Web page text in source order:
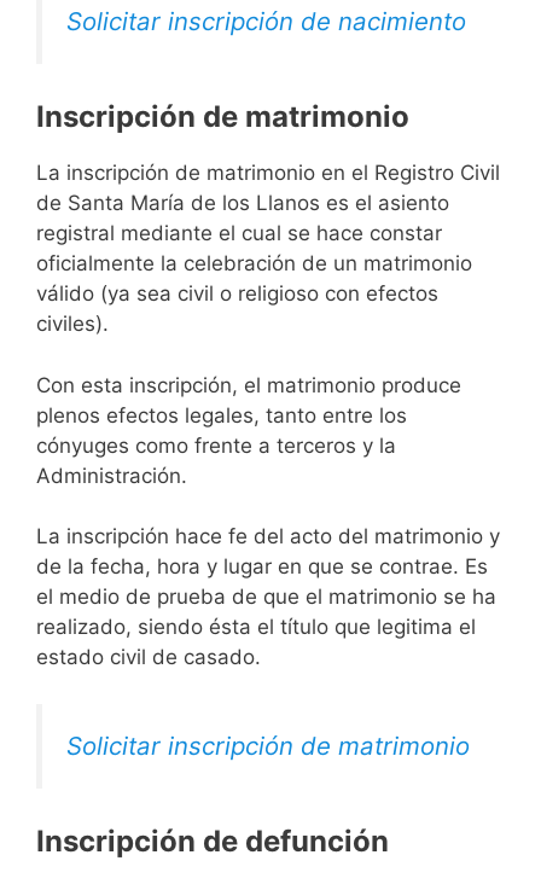
Solicitar inscripción de nacimiento
Inscripción de matrimonio
La inscripción de matrimonio en el Registro Civil
de Santa María de los Llanos es el asiento
registral mediante el cual se hace constar
oficialmente la celebración de un matrimonio
válido (ya sea civil o religioso con efectos
civiles).
Con esta inscripción, el matrimonio produce
plenos efectos legales, tanto entre los
cónyuges como frente a terceros y la
Administración.
La inscripción hace fe del acto del matrimonio y
de la fecha, hora y lugar en que se contrae. Es
el medio de prueba de que el matrimonio se ha
realizado, siendo ésta el título que legitima el
estado civil de casado.
Solicitar inscripción de matrimonio
Inscripción de defunción